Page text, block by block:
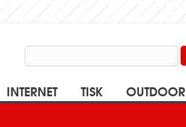
INTERNET TISK OUTDOOR